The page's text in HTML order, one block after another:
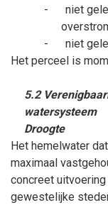
-
niet
-
niet
Het perceel is
5.2
watersysteem
Droogte
Het hemelwater
maximaal
concreet
gewestelijke